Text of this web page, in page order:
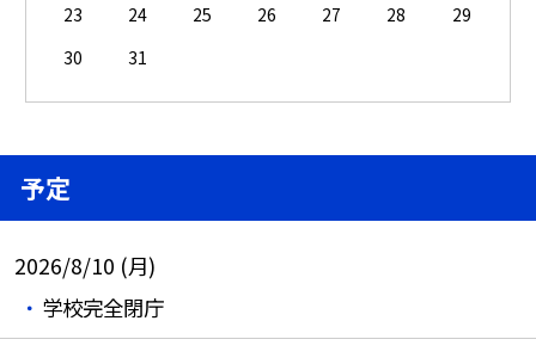
23
24 25 26 27 28
29
30
31
予定
2026/8/10 (月)
学校完全閉庁